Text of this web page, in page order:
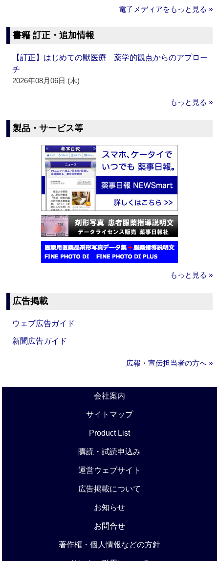
電子メディアをもっと見る »
書籍 訂正・追加情報
【訂正】はじめての獣医療 薬学的観点からのアプロー
チ
2026年08月06日 (木)
もっと見る »
製品・サービス等
もっと見る »
広告掲載
ウェブ広告ガイド
新聞広告ガイド
広報・宣伝担当者の方へ »
会社案内
サイトマップ
Product List
購読・試読申込み
運営ウェブサイト
広告掲載について
お知らせ
お問合せ
著作権・個人情報などの方針